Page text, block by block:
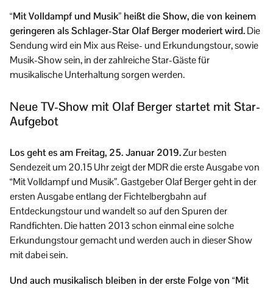
“Mit Volldampf und Musik” heißt die Show, die von keinem
geringeren als Schlager-Star Olaf Berger moderiert wird.Die
Sendung wird ein Mix aus Reise- und Erkundungstour, sowie
Musik-Show sein, in der zahlreiche Star-Gäste für
musikalische Unterhaltung sorgen werden.
Neue TV-Show mit Olaf Berger startet mit Star-
Aufgebot
Los geht es am Freitag, 25. Januar 2019.Zur besten
Sendezeit um 20.15 Uhr zeigt der MDR die erste Ausgabe von
“Mit Volldampf und Musik”. Gastgeber Olaf Berger geht in der
ersten Ausgabe entlang der Fichtelbergbahn auf
Entdeckungstour und wandelt so auf den Spuren der
Randfichten. Die hatten 2013 schon einmal eine solche
Erkundungstour gemacht und werden auch in dieser Show
mit dabei sein.
Und auch musikalisch bleiben in der erste Folge von “Mit